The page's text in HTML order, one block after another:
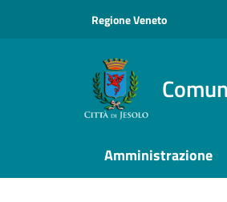
Regione Veneto
Amministrazione